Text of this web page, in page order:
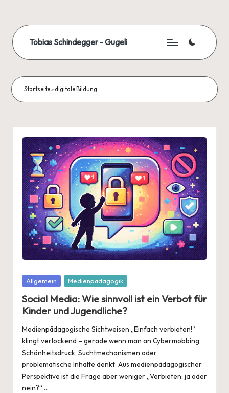
content
Tobias Schindegger - Gugeli
Startseite» digitale Bildung
Posted
Allgemein Medienpädagogik
Social Media: Wie sinnvoll ist ein Verbot für
Kinder und Jugendliche?
Medienpädagogische Sichtweisen „Einfach verbieten!“
klingt verlockend – gerade wenn man an Cybermobbing,
Schönheitsdruck, Suchtmechanismen oder
problematische Inhalte denkt. Aus medienpädagogischer
Perspektive ist die Frage aber weniger „Verbieten: ja oder
nein?“,…